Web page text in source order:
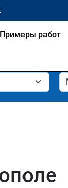
Примеры работ